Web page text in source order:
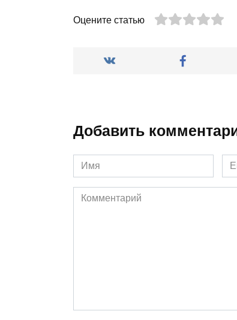
Оцените статью
Добавить
Имя
*
*
Комментарий